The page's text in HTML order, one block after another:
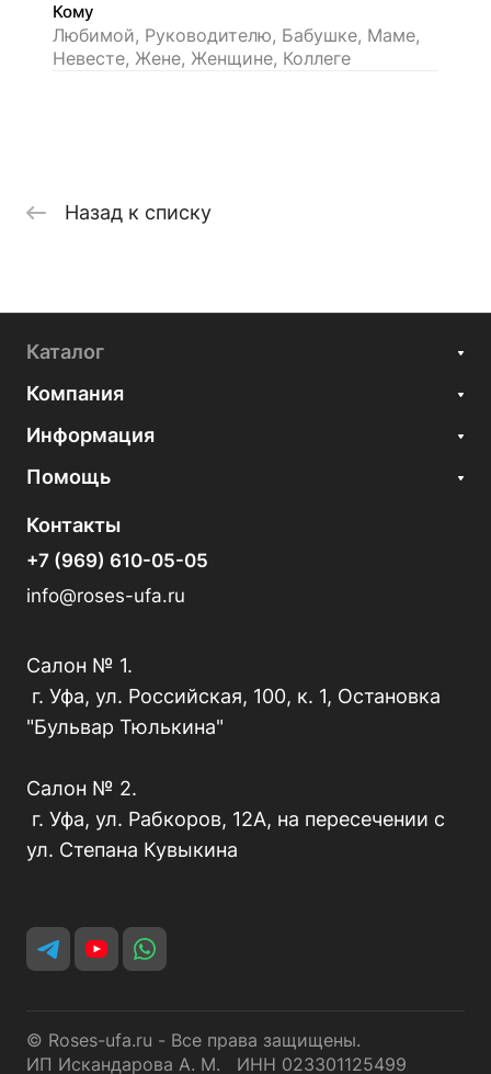
Кому
Любимой, Руководителю, Бабушке, Маме,
Невесте, Жене, Женщине, Коллеге
Назад к списку
Каталог
Компания
Информация
Помощь
Контакты
+7 (969) 610-05-05
info@roses-ufa.ru
Салон № 1.
г. Уфа, ул. Российская, 100, к. 1, Остановка
"Бульвар Тюлькина"
Салон № 2.
г. Уфа, ул. Рабкоров, 12А, на пересечении с
ул. Степана Кувыкина
© Roses-ufa.ru - Все права защищены.
ИП Искандарова А. М. ИНН 023301125499